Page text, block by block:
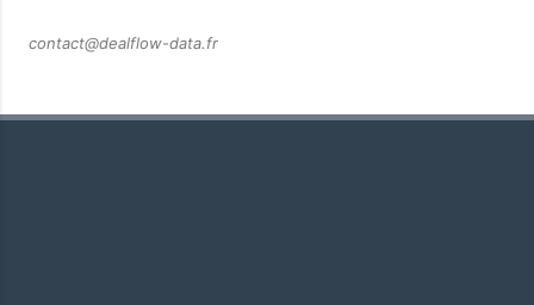
contact@dealflow-data.fr